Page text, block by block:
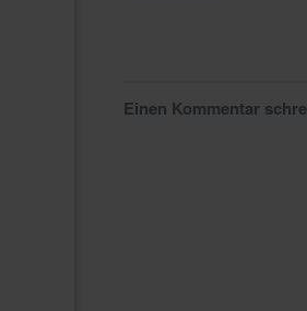
Einen Kommentar